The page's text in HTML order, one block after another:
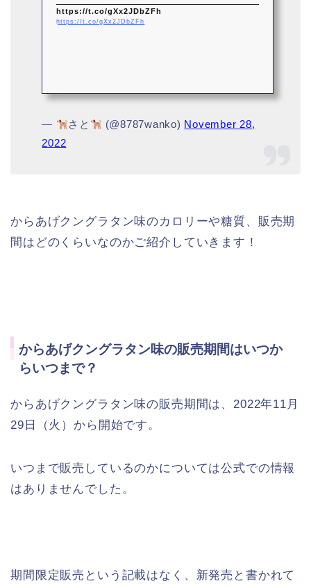
https://t.co/gXx2JDbZFh
https://t.co/gXx2JDbZFh
— さと (@8787wanko) November 28,
2022
からあげクングラタン味のカロリーや糖質、販売期
間はどのくらいなのかご紹介していきます！
からあげクングラタン味の販売期間はいつか
らいつまで？
からあげクングラタン味の販売期間は、2022年11月
29日（火）から開始です。
いつまで販売しているのかについては公式での情報
はありませんでした。
期間限定販売という記載はなく、新発売と書かれて